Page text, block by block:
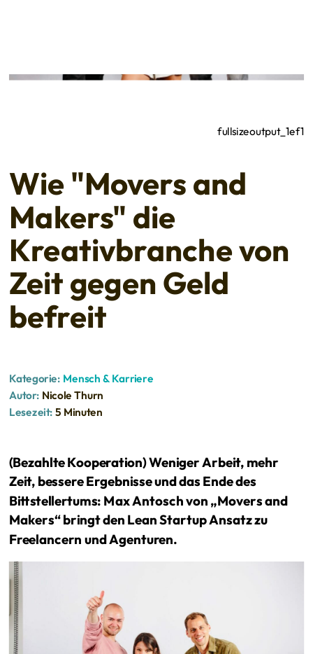
fullsizeoutput_1ef1
Wie "Movers and
Makers" die
Kreativbranche von
Zeit gegen Geld
befreit
Kategorie: Mensch & Karriere
Autor: Nicole Thurn
Lesezeit: 5 Minuten
(Bezahlte Kooperation) Weniger Arbeit, mehr
Zeit, bessere Ergebnisse und das Ende des
Bittstellertums: Max Antosch von „Movers and
Makers“ bringt den Lean Startup Ansatz zu
Freelancern und Agenturen.